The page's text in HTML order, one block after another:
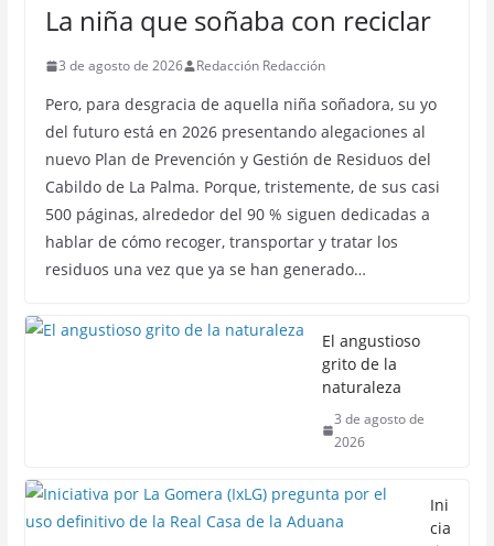
La niña que soñaba con reciclar
3 de agosto de 2026 Redacción Redacción
Pero, para desgracia de aquella niña soñadora, su yo
del futuro está en 2026 presentando alegaciones al
nuevo Plan de Prevención y Gestión de Residuos del
Cabildo de La Palma. Porque, tristemente, de sus casi
500 páginas, alrededor del 90 % siguen dedicadas a
hablar de cómo recoger, transportar y tratar los
residuos una vez que ya se han generado…
El angustioso
grito de la
naturaleza
3 de agosto de
2026
Ini
cia